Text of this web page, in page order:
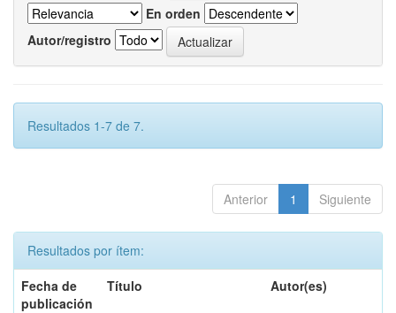
En orden
Autor/registro
Resultados 1-7 de 7.
Anterior 1 Siguiente
Resultados por ítem:
Fecha de
publicación
Título Autor(es)